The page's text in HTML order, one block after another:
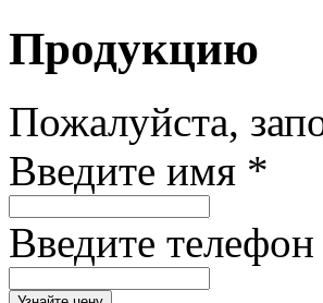
Продукцию
Пожалуйста,
Введите имя *
Введите